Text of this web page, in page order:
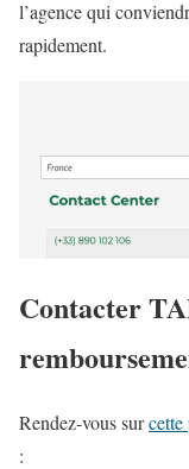
l’agence qui
rapidement.
Contacter
Rendez-vous surcette
: